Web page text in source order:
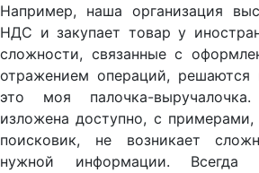
Например, наша организация
НДС и закупает товар у
сложности, связанные с
отражением операций,
это моя палочка-
изложена доступно, с
поисковик, не возникает
нужной информации.